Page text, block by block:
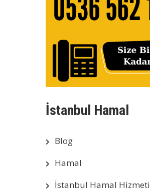
İstanbul Hamal
Blog
Hamal
İstanbul Hamal Hizmeti